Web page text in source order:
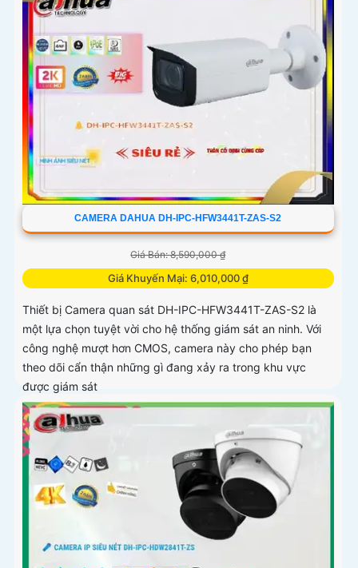
CAMERA DAHUA DH-IPC-HFW3441T-ZAS-S2
Giá Bán: 8,590,000 ₫
Giá Khuyến Mại: 6,010,000 ₫
Thiết bị Camera quan sát DH-IPC-HFW3441T-ZAS-S2 là
một lựa chọn tuyệt vời cho hệ thống giám sát an ninh. Với
công nghệ mượt hơn CMOS, camera này cho phép bạn
theo dõi cẩn thận những gì đang xảy ra trong khu vực
được giám sát